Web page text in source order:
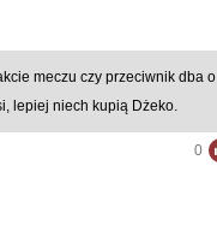
meczu czy przeciwnik dba o
lepiej niech kupią Dżeko.
0